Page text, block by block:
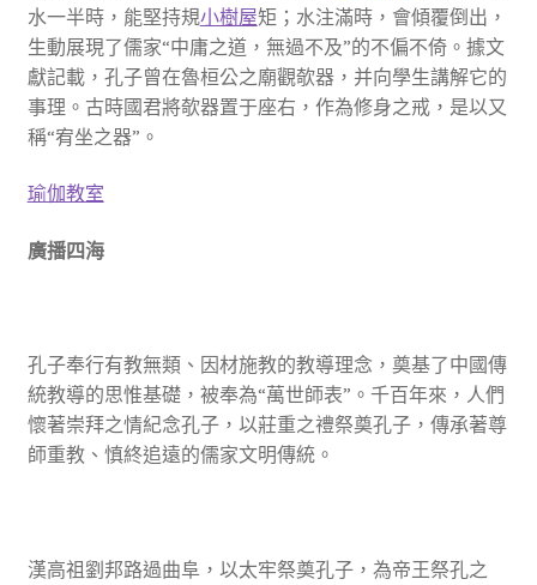
水一半時，能堅持規小樹屋矩；水注滿時，會傾覆倒出，
生動展現了儒家“中庸之道，無過不及”的不偏不倚。據文
獻記載，孔子曾在魯桓公之廟觀欹器，并向學生講解它的
事理。古時國君將欹器置于座右，作為修身之戒，是以又
稱“宥坐之器”。
瑜伽教室
廣播四海
孔子奉行有教無類、因材施教的教導理念，奠基了中國傳
統教導的思惟基礎，被奉為“萬世師表”。千百年來，人們
懷著崇拜之情紀念孔子，以莊重之禮祭奠孔子，傳承著尊
師重教、慎終追遠的儒家文明傳統。
漢高祖劉邦路過曲阜，以太牢祭奠孔子，為帝王祭孔之